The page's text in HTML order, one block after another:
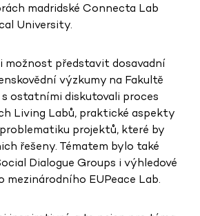
madridské Connecta Lab
University.
možnost představit dosavadní
výzkumy na Fakultě
ostatními diskutovali proces
Living Labů, praktické aspekty
projektů, které by
řešeny. Tématem bylo také
Dialogue Groups i výhledové
mezinárodního EUPeace Lab.